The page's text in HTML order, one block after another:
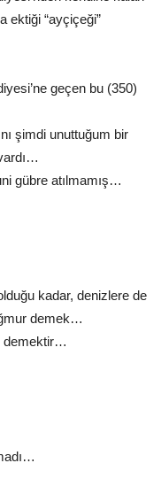
ektiği “ayçiçeği”
geçen bu (350)
şimdi unuttuğum bir
gübre atılmamış…
kadar, denizlere de
demek…
demektir…